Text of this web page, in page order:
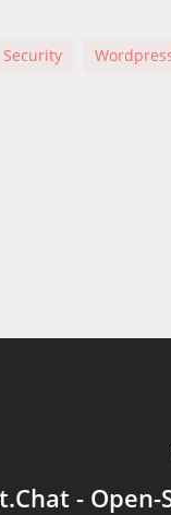
Security
-